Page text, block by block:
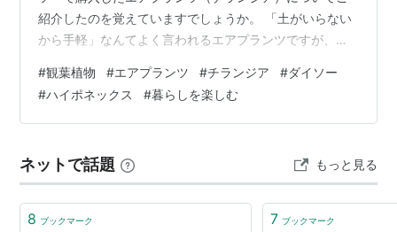
紹介したのを覚えていますでしょうか。 「土がいらない
から手軽」なんてよく言われるエアプランツですが、実
ほど元気に、美しく育ってくれるものです。 今回は、あ
れからさらに仲間が増えて大賑わいになった我が家のエ
アプランツたちの現在の様子と、インテリアとしてもか
して彼らの成長を劇的に支えてくれている「優秀すぎる
肥料」をご紹介します。 仲間がさらに増…
#観葉植物 #エアプランツ #チランジア #ダイソー
#ハイポネックス #暮らしを楽しむ
ネットで話題 もっと見る
8 ブックマーク 7 ブックマーク